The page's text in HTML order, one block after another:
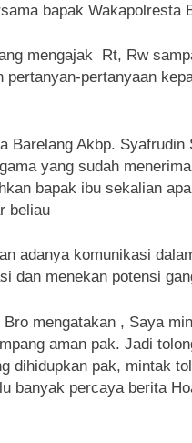
bapak Wakapolresta
mengajak Rt, Rw
pertanyaan
Barelang Akbp.
yang sudah
bapak ibu sekalian
beliau
adanya komunikasi
dan menekan potensi
mengatakan , Saya
aman pak. Jadi
dihidupkan pak, mintak
banyak percaya berita